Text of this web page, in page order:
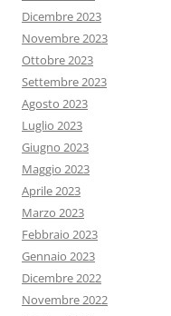
Dicembre 2023
Novembre 2023
Ottobre 2023
Settembre 2023
Agosto 2023
Luglio 2023
Giugno 2023
Maggio 2023
Aprile 2023
Marzo 2023
Febbraio 2023
Gennaio 2023
Dicembre 2022
Novembre 2022